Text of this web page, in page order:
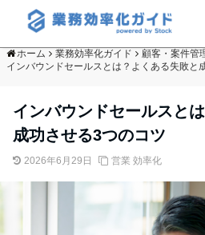
ホーム 業務効率化ガイド 顧客・案件管
インバウンドセールスとは？よくある失敗と
インバウンドセールスと
成功させる3つのコツ
2026年6月29日 営業 効率化